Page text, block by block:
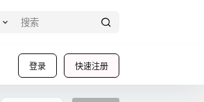
登录 快速注册